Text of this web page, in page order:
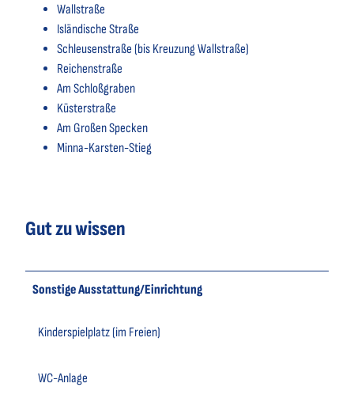
Wallstraße
Isländische Straße
Schleusenstraße (bis Kreuzung Wallstraße)
Reichenstraße
Am Schloßgraben
Küsterstraße
Am Großen Specken
Minna-Karsten-Stieg
Gut zu wissen
Sonstige Ausstattung/Einrichtung
Kinderspielplatz (im Freien)
WC-Anlage